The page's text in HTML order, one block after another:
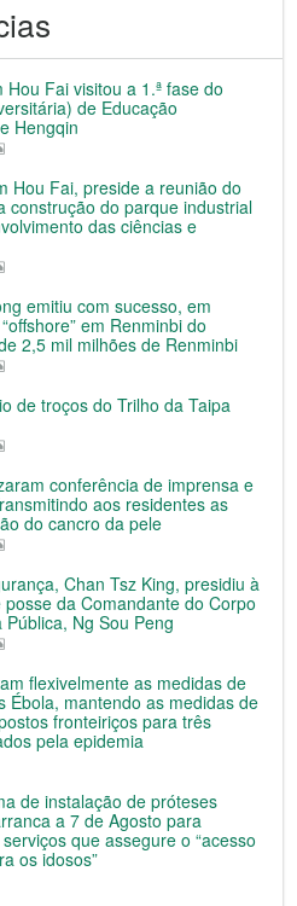
Fai visitou a 1.ª fase do
de Educação
Hengqin
Hou Fai, preside a reunião do
construção do parque industrial
das ciências e
emitiu com sucesso, em
em Renminbi do
2,5 mil milhões de Renminbi
de troços do Trilho da Taipa
conferência de imprensa e
aos residentes as
do cancro da pele
Chan Tsz King, presidiu à
da Comandante do Corpo
Ng Sou Peng
flexivelmente as medidas de
Ébola, mantendo as medidas de
fronteiriços para três
pela epidemia
de instalação de próteses
a 7 de Agosto para
que assegure o “acesso
os idosos”